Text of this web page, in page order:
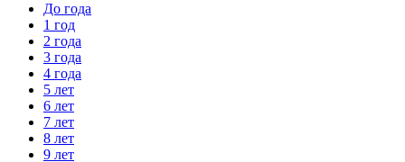
До года
1 год
2 года
3 года
4 года
5 лет
6 лет
7 лет
8 лет
9 лет